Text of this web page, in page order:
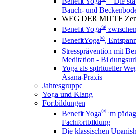
Bauch- und
WEG DER MITTE
Benefit Yoga®
BenefitYoga®,
Stressprävention mit
Meditation -
Yoga als spiritueller
Asana-Praxis
Jahresgruppe
Yoga und Klang
Fortbildungen
Benefit Yoga® im
Fachfortbildung
Die klassischen